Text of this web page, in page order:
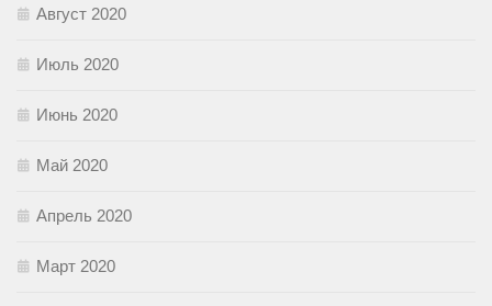
Август 2020
Июль 2020
Июнь 2020
Май 2020
Апрель 2020
Март 2020